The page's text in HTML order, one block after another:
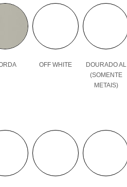
OFF WHITE
DOURADO AL
(SOMENTE
METAIS)